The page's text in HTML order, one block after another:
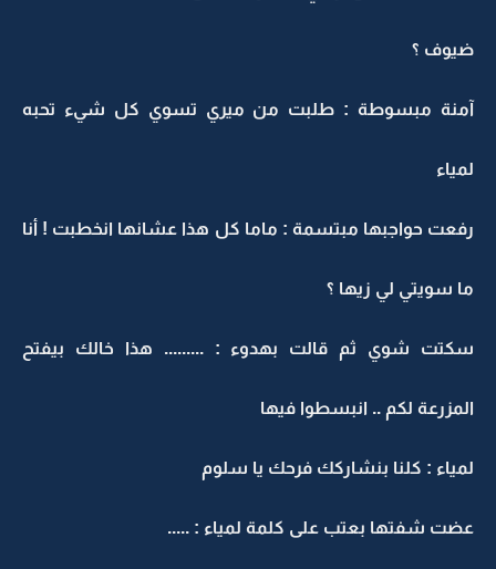
ضيوف ؟
آمنة مبسوطة : طلبت من ميري تسوي كل شيء تحبه
لمياء
رفعت حواجبها مبتسمة : ماما كل هذا عشانها انخطبت ! أنا
ما سويتي لي زيها ؟
سكتت شوي ثم قالت بهدوء : ......... هذا خالك بيفتح
المزرعة لكم .. انبسطوا فيها
لمياء : كلنا بنشاركك فرحك يا سلوم
عضت شفتها بعتب على كلمة لمياء : .....